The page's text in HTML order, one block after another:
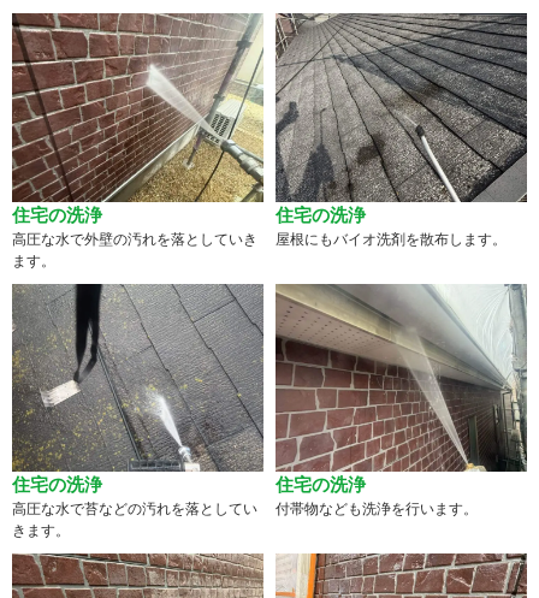
住宅の洗浄
高圧な水で外壁の汚れを落としていき
ます。
住宅の洗浄
屋根にもバイオ洗剤を散布します。
住宅の洗浄
高圧な水で苔などの汚れを落としてい
きます。
住宅の洗浄
付帯物なども洗浄を行います。